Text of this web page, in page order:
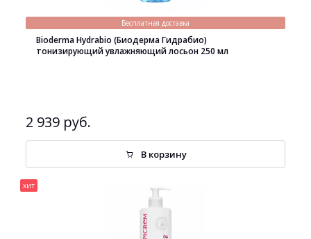
Бесплатная доставка
Bioderma Hydrabio (Биодерма Гидрабио)
тонизирующий увлажняющий лосьон 250 мл
2 939 руб.
В корзину
хит